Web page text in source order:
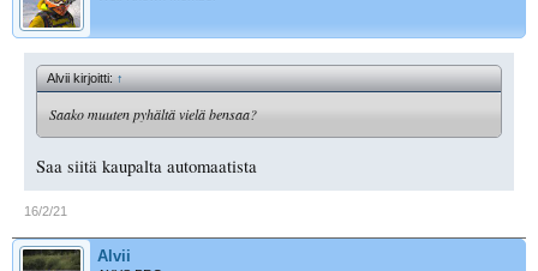
Alvii kirjoitti:↑
Saako muuten pyhältä vielä bensaa?
Saa siitä kaupalta automaatista
16/2/21
Alvii